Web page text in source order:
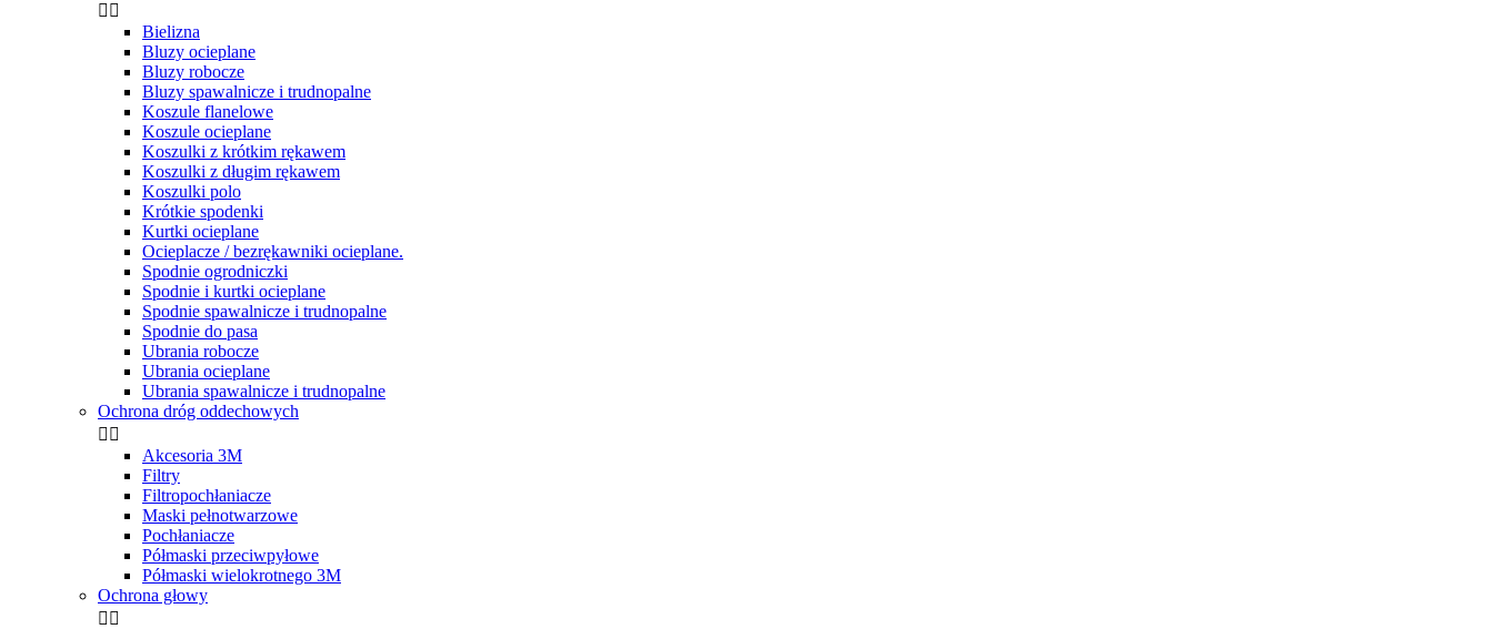
 
Bielizna
Bluzy ocieplane
Bluzy robocze
Bluzy spawalnicze i trudnopalne
Koszule flanelowe
Koszule ocieplane
Koszulki z krótkim rękawem
Koszulki z długim rękawem
Koszulki polo
Krótkie spodenki
Kurtki ocieplane
Ocieplacze / bezrękawniki ocieplane.
Spodnie ogrodniczki
Spodnie i kurtki ocieplane
Spodnie spawalnicze i trudnopalne
Spodnie do pasa
Ubrania robocze
Ubrania ocieplane
Ubrania spawalnicze i trudnopalne
Ochrona dróg oddechowych
 
Akcesoria 3M
Filtry
Filtropochłaniacze
Maski pełnotwarzowe
Pochłaniacze
Półmaski przeciwpyłowe
Półmaski wielokrotnego 3M
Ochrona głowy
 